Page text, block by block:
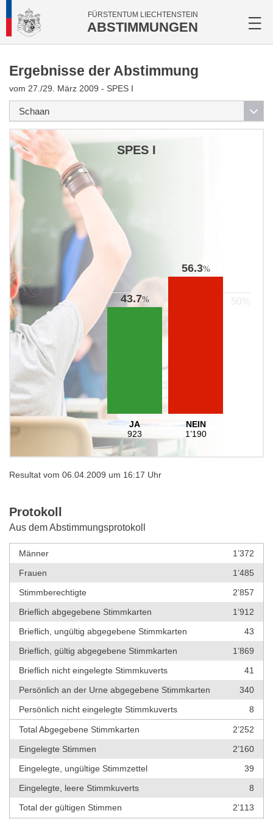
FÜRSTENTUM LIECHTENSTEIN
ABSTIMMUNGEN
Ergebnisse der Abstimmung
vom 27./29. März 2009 - SPES I
SPES I
43.7%
JA
923
56.3%
NEIN
1’190
Resultat vom 06.04.2009 um 16:17 Uhr
Protokoll
Aus dem Abstimmungsprotokoll
Männer
1’372
Frauen
1’485
Stimmberechtigte
2’857
Brieflich abgegebene Stimmkarten
1’912
Brieflich, ungültig abgegebene Stimmkarten
43
Brieflich, gültig abgegebene Stimmkarten
1’869
Brieflich nicht eingelegte Stimmkuverts
41
Persönlich an der Urne abgegebene Stimmkarten
340
Persönlich nicht eingelegte Stimmkuverts
8
Total Abgegebene Stimmkarten
2’252
Eingelegte Stimmen
2’160
Eingelegte, ungültige Stimmzettel
39
Eingelegte, leere Stimmkuverts
8
Total der gültigen Stimmen
2’113